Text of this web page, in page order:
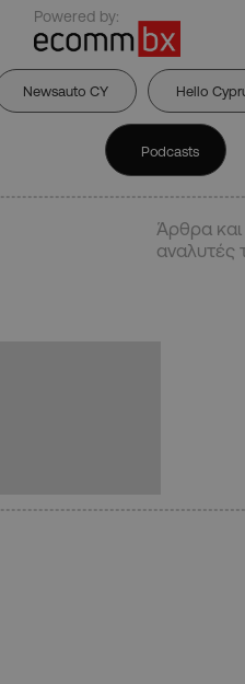
Powered by:
Newsauto CY Hello
Podcasts
Άρθρα και
αναλυτές